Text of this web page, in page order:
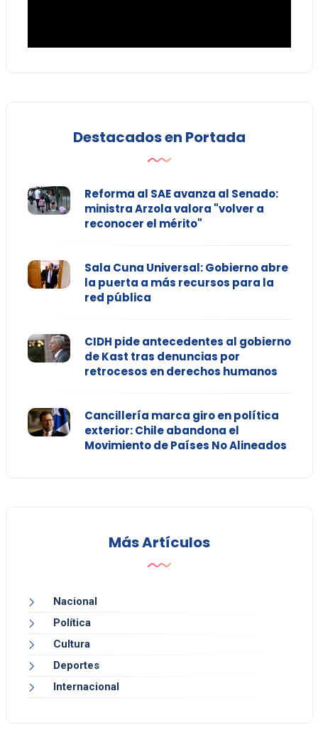
Destacados en Portada
Reforma al SAE avanza al Senado:
ministra Arzola valora "volver a
reconocer el mérito"
Sala Cuna Universal: Gobierno abre
la puerta a más recursos para la
red pública
CIDH pide antecedentes al gobierno
de Kast tras denuncias por
retrocesos en derechos humanos
Cancillería marca giro en política
exterior: Chile abandona el
Movimiento de Países No Alineados
Más Artículos
Nacional
Política
Cultura
Deportes
Internacional